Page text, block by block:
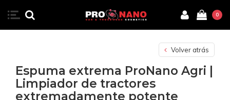
0
Volver atrás
Espuma extrema ProNano Agri |
Limpiador de tractores
extremadamente potente